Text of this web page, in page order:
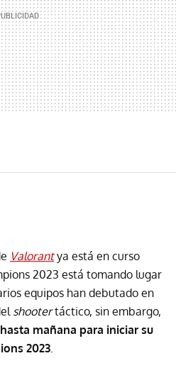
Valorantya está en curso
2023 está tomando lugar
equipos han debutado en
shootertáctico, sin embargo,
mañana para iniciar su
2023.